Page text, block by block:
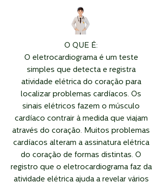
O QUE É:
O eletrocardiograma é um teste
simples que detecta e registra
atividade elétrica do coração para
localizar problemas cardíacos. Os
sinais elétricos fazem o músculo
cardíaco contrair à medida que viajam
através do coração. Muitos problemas
cardíacos alteram a assinatura elétrica
do coração de formas distintas. O
registro que o eletrocardiograma faz da
atividade elétrica ajuda a revelar vários